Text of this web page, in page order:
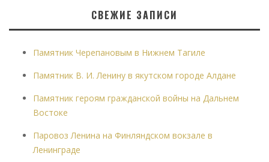
СВЕЖИЕ ЗАПИСИ
Памятник Черепановым в Нижнем Тагиле
Памятник В. И. Ленину в якутском городе Алдане
Памятник героям гражданской войны на Дальнем
Востоке
Паровоз Ленина на Финляндском вокзале в
Ленинграде